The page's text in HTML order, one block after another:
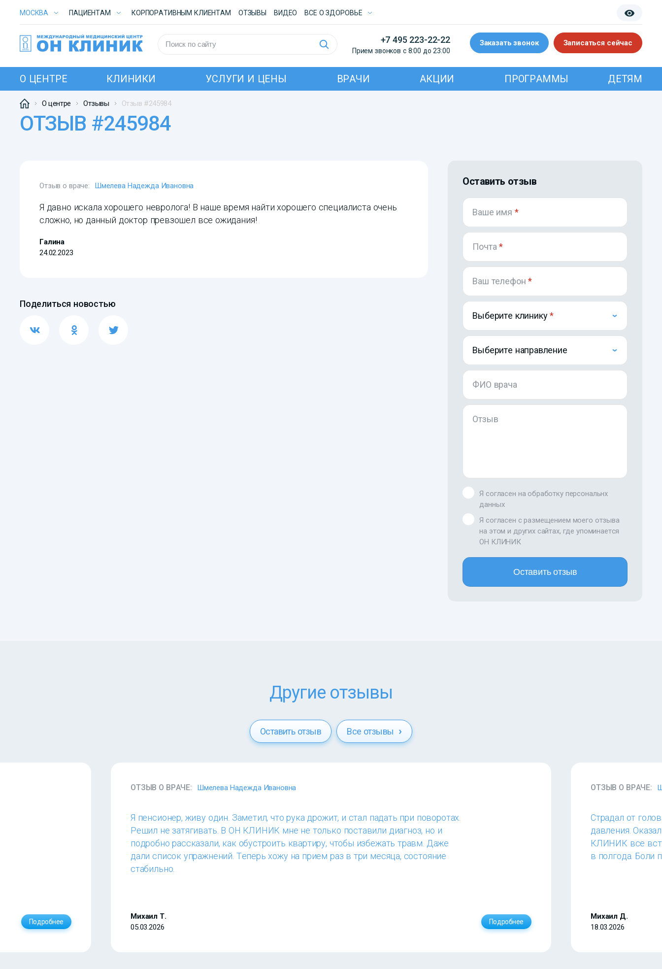
МОСКВА ПАЦИЕНТАМ КОРПОРАТИВНЫМ КЛИЕНТАМ ОТЗЫВЫ ВИДЕО ВСE О ЗДОРОВЬЕ
+7 495 223-22-22
Прием звонков с 8:00 до 23:00
Заказать звонок Записаться сейчас
О ЦЕНТРЕ КЛИНИКИ УСЛУГИ И ЦЕНЫ ВРАЧИ АКЦИИ ПРОГРАММЫ ДЕТЯМ
О центре Отзывы Отзыв #245984
ОТЗЫВ #245984
Отзыв о враче: Шмелева Надежда Ивановна
Я давно искала хорошего невролога! В наше время найти хорошего специалиста очень
сложно, но данный доктор превзошел все ожидания!
Галина
24.02.2023
Поделиться новостью
Оставить отзыв
Ваше имя *
Почта*
Ваш телефон*
Выберите клинику
Выберите направление
ФИО врача
Отзыв
Я согласен на обработку персональнх
данных
Я согласен с размещением моего отзыва
на этом и других сайтах, где упоминается
ОН КЛИНИК
Оставить отзыв
Другие отзывы
Оставить отзыв Все отзывы
Подробнее
ОТЗЫВ О ВРАЧЕ: Шмелева Надежда Ивановна
Я пенсионер, живу один. Заметил, что рука дрожит, и стал падать при поворотах.
Решил не затягивать. В ОН КЛИНИК мне не только поставили диагноз, но и
подробно рассказали, как обустроить квартиру, чтобы избежать травм. Даже
дали список упражнений. Теперь хожу на прием раз в три месяца, состояние
стабильно.
Михаил Т.
05.03.2026
Подробнее
ОТЗЫВ О ВРАЧЕ:
Страдал от
давления.
КЛИНИК все
в полгода. Боли
Михаил Д.
18.03.2026